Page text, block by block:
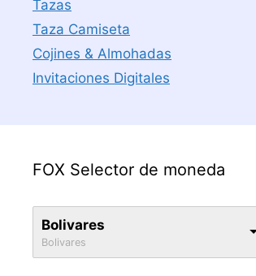
Tazas
Taza Camiseta
Cojines & Almohadas
Invitaciones Digitales
FOX Selector de moneda
Bolivares
Bolivares